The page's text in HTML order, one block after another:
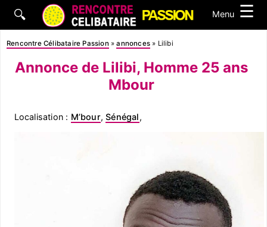
🔍 Menu ☰
Rencontre Célibataire Passion »annonces » Lilibi
Annonce de Lilibi, Homme 25 ans
Mbour
Localisation : M’bour,Sénégal,